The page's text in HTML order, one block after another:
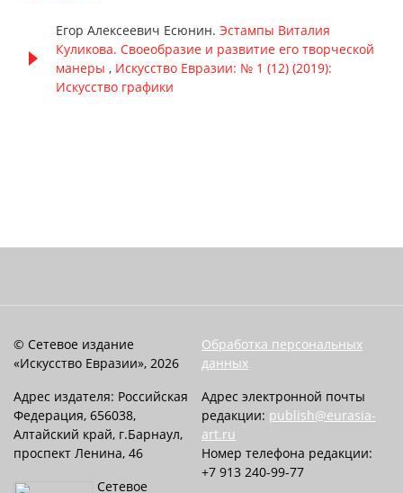
Егор Алексеевич Есюнин. Эстампы Виталия
Куликова. Своеобразие и развитие его творческой
манеры , Искусство Евразии: № 1 (12) (2019):
Искусство графики
© Сетевое издание
«Искусство Евразии», 2026
Адрес издателя: Российская
Федерация, 656038,
Алтайский край, г.Барнаул,
проспект Ленина, 46
Сетевое
Обработка персональных
данных
Адрес электронной почты
редакции: publish@eurasia-
art.ru
Номер телефона редакции:
+7 913 240-99-77